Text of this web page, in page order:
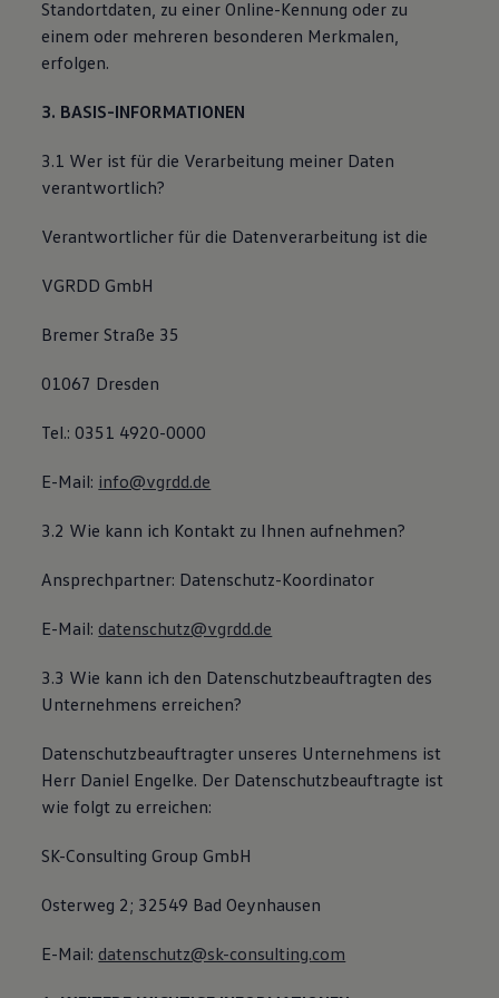
Magazin
Lifestyle
Volkswagen R
Volkswagen Kundenbetreuung
Standortdaten, zu einer Online-Kennung oder zu
einem oder mehreren besonderen Merkmalen,
erfolgen.
3. BASIS-INFORMATIONEN
3.1 Wer ist für die Verarbeitung meiner Daten
verantwortlich?
Verantwortlicher für die Datenverarbeitung ist die
VGRDD GmbH
Bremer Straße 35
01067 Dresden
Tel.: 0351 4920-0000
E-Mail: info@vgrdd.de
3.2 Wie kann ich Kontakt zu Ihnen aufnehmen?
Ansprechpartner: Datenschutz-Koordinator
E-Mail: datenschutz@vgrdd.de
3.3 Wie kann ich den Datenschutzbeauftragten des
Unternehmens erreichen?
Datenschutzbeauftragter unseres Unternehmens ist
Herr Daniel Engelke. Der Datenschutzbeauftragte ist
wie folgt zu erreichen:
SK-Consulting Group GmbH
Osterweg 2; 32549 Bad Oeynhausen
E-Mail: datenschutz@sk-consulting.com